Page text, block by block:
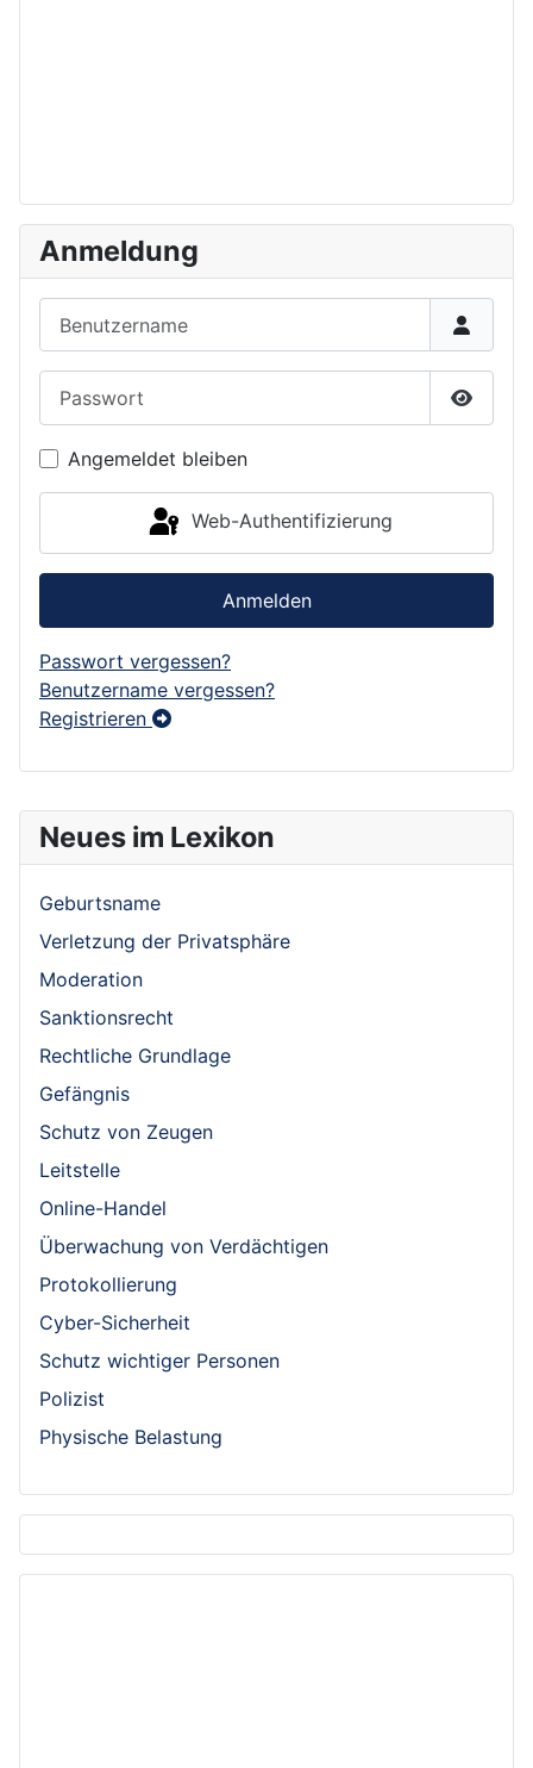
Neues im Lexikon
Geburtsname
Verletzung der Privatsphäre
Moderation
Sanktionsrecht
Rechtliche Grundlage
Gefängnis
Schutz von Zeugen
Leitstelle
Online-Handel
Überwachung von Verdächtigen
Protokollierung
Cyber-Sicherheit
Schutz wichtiger Personen
Polizist
Physische Belastung
Anmeldung
Angemeldet bleiben
Web-Authentifizierung
Anmelden
Passwort vergessen?
Benutzername vergessen?
Registrieren